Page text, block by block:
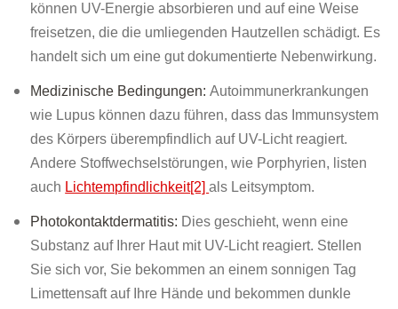
können UV-Energie absorbieren und auf eine Weise
freisetzen, die die umliegenden Hautzellen schädigt. Es
handelt sich um eine gut dokumentierte Nebenwirkung.
Medizinische Bedingungen:Autoimmunerkrankungen
wie Lupus können dazu führen, dass das Immunsystem
des Körpers überempfindlich auf UV-Licht reagiert.
Andere Stoffwechselstörungen, wie Porphyrien, listen
auch Lichtempfindlichkeit[2]als Leitsymptom.
Photokontaktdermatitis: Dies geschieht, wenn eine
Substanz auf Ihrer Haut mit UV-Licht reagiert. Stellen
Sie sich vor, Sie bekommen an einem sonnigen Tag
Limettensaft auf Ihre Hände und bekommen dunkle